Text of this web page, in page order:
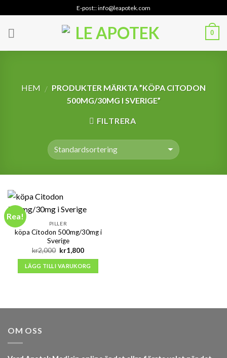
to
content
E-post:: info@leapotek.com
0
HEM / PRODUKTER MÄRKTA ”KÖPA CITODON
500MG/30MG I SVERIGE”
FILTRERA
Rea!
PILLER
köpa Citodon 500mg/30mg i
Sverige
kr2,000 Det
ursprungliga
priset
var:
kr2,000.
kr1,800Det
priset
är:
kr1,800.
LÄGG TILL I VARUKORG
OM OSS